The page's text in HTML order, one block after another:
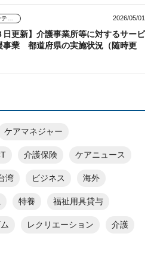
お役立ちコンテンツ 2026/05/01
日更新】介護事業所等に対するサービ
事業 都道府県の実施状況（随時更
ケアマネジャー
介護保険 ケアニュース
湾 ビジネス 海外
特養 福祉用具貸与
レクリエーション 介護